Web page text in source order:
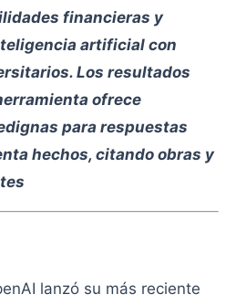
financieras y
artificial con
Los resultados
ofrece
para respuestas
hechos, citando obras y
lanzó su más reciente